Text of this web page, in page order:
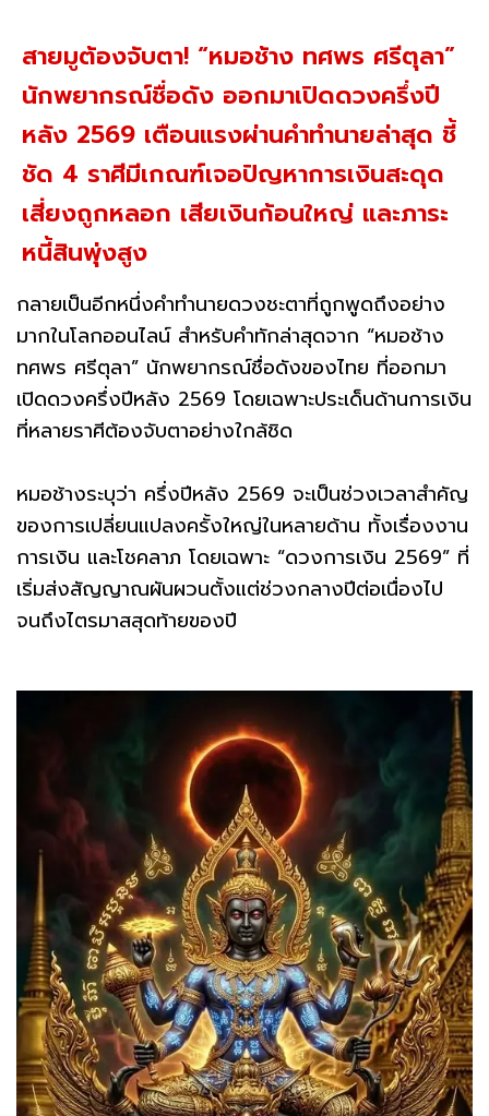
สายมูต้องจับตา! “หมอช้าง ทศพร ศรีตุลา”
นักพยากรณ์ชื่อดัง ออกมาเปิดดวงครึ่งปี
หลัง 2569 เตือนแรงผ่านคำทำนายล่าสุด ชี้
ชัด 4 ราศีมีเกณฑ์เจอปัญหาการเงินสะดุด
เสี่ยงถูกหลอก เสียเงินก้อนใหญ่ และภาระ
หนี้สินพุ่งสูง
กลายเป็นอีกหนึ่งคำทำนายดวงชะตาที่ถูกพูดถึงอย่าง
มากในโลกออนไลน์ สำหรับคำทักล่าสุดจาก “หมอช้าง
ทศพร ศรีตุลา” นักพยากรณ์ชื่อดังของไทย ที่ออกมา
เปิดดวงครึ่งปีหลัง 2569 โดยเฉพาะประเด็นด้านการเงิน
ที่หลายราศีต้องจับตาอย่างใกล้ชิด
หมอช้างระบุว่า ครึ่งปีหลัง 2569 จะเป็นช่วงเวลาสำคัญ
ของการเปลี่ยนแปลงครั้งใหญ่ในหลายด้าน ทั้งเรื่องงาน
การเงิน และโชคลาภ โดยเฉพาะ “ดวงการเงิน 2569” ที่
เริ่มส่งสัญญาณผันผวนตั้งแต่ช่วงกลางปีต่อเนื่องไป
จนถึงไตรมาสสุดท้ายของปี